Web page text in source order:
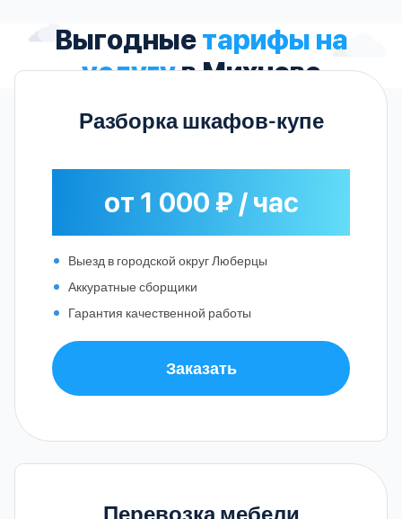
Выгодныетарифы на
услугув Михнево
Разборка шкафов-купе
от 1 000 ₽ / час
Выезд в городской округ Люберцы
Аккуратные сборщики
Гарантия качественной работы
Заказать
Перевозка мебели